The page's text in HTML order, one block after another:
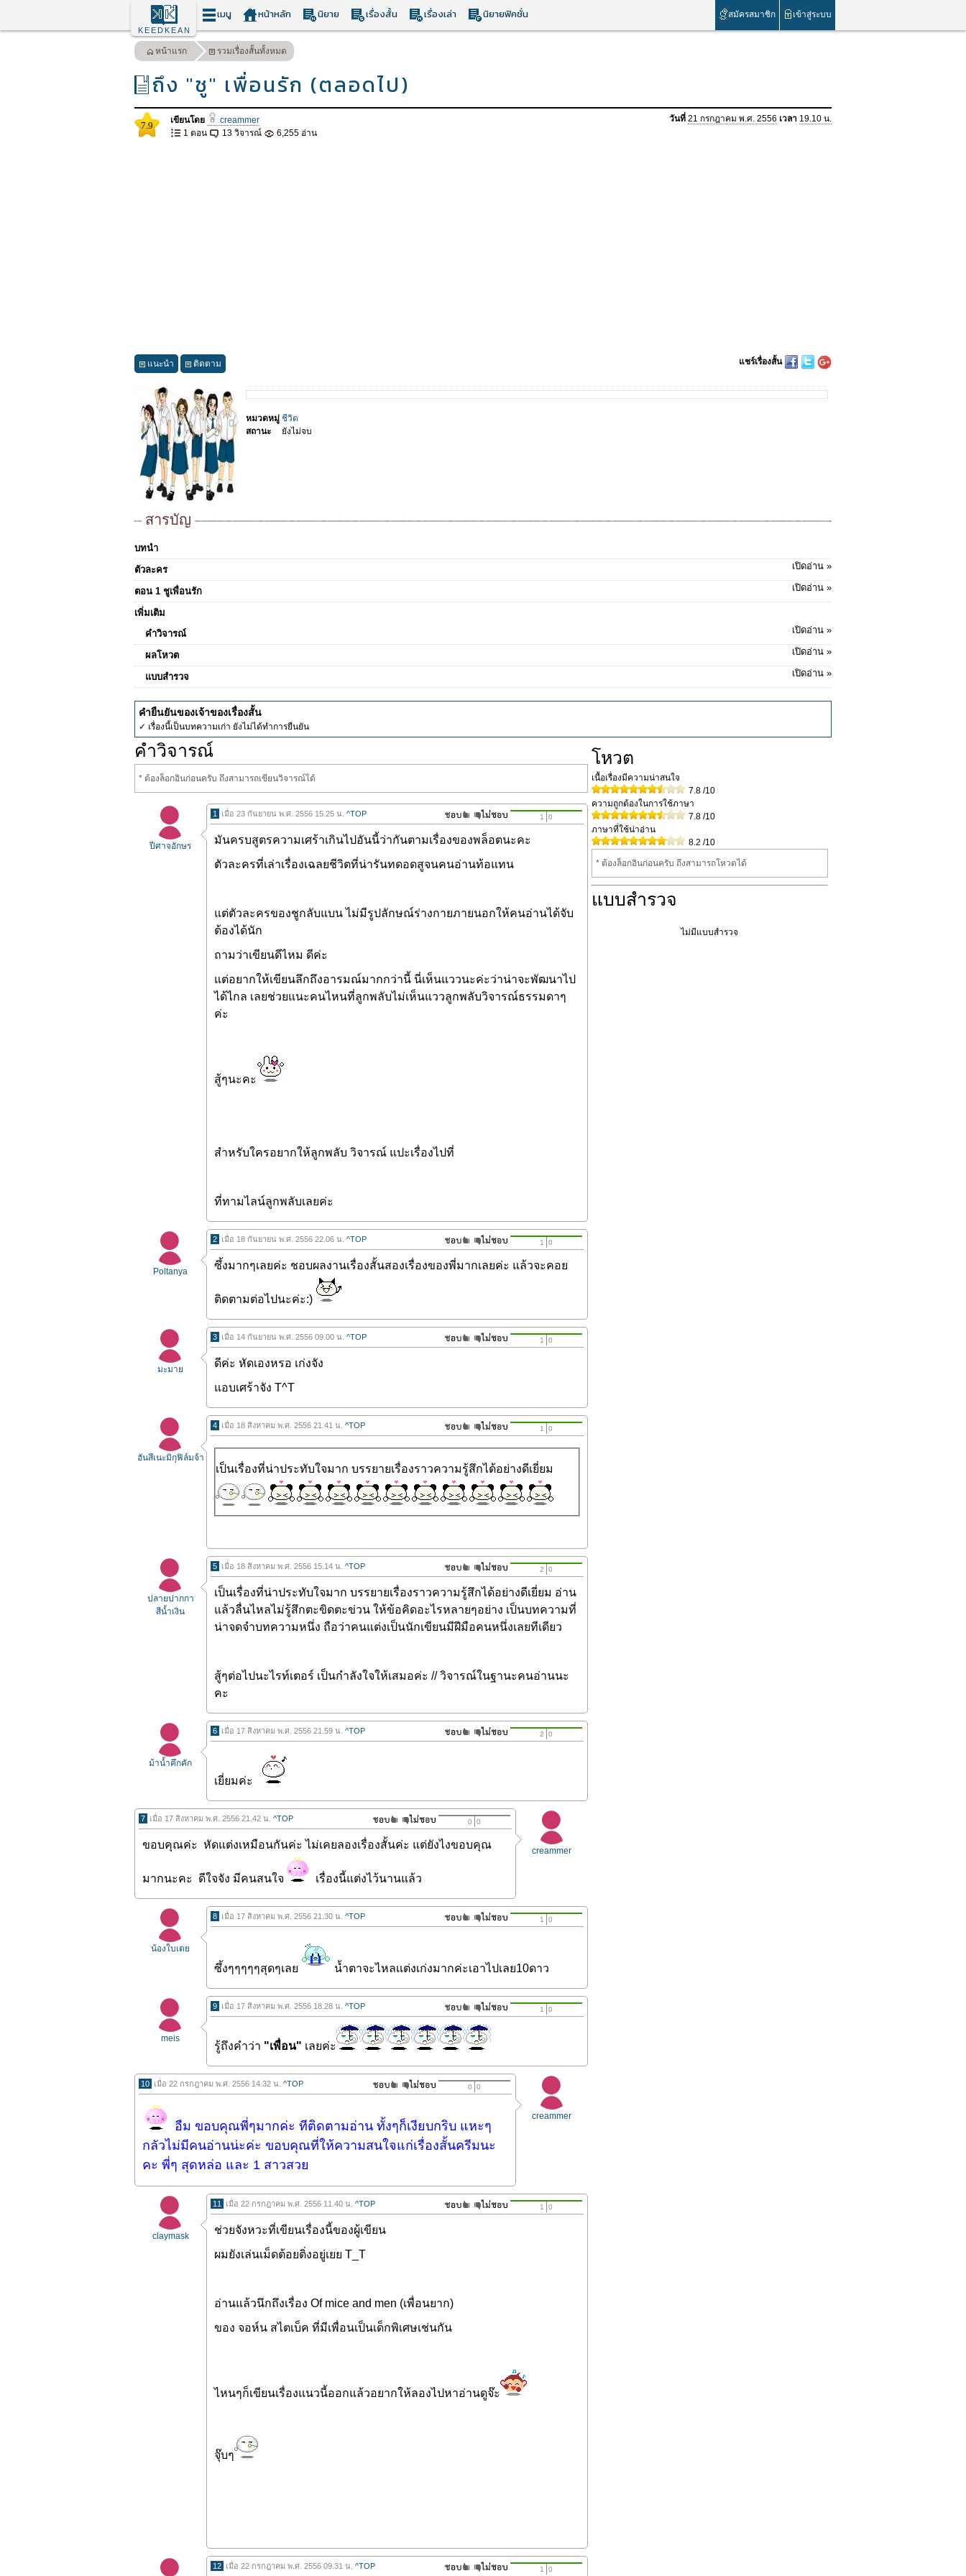
KEEDKEAN
เมนู หน้าหลัก นิยาย เรื่องสั้น เรื่องเล่า นิยายฟิคชั่น สมัครสมาชิก เข้าสู่ระบบ
หน้าแรก รวมเรื่องสั้นทั้งหมด
ถึง "ชู" เพื่อนรัก (ตลอดไป)
7.9 เขียนโดย creammer วันที่ 21 กรกฎาคม พ.ศ. 2556 เวลา 19.10 น.
1 ตอน
13 วิจารณ์ 6,255 อ่าน
แนะนำ ติดตาม แชร์เรื่องสั้น
หมวดหมู่ ชีวิต
สถานะ
ยังไม่จบ
สารบัญ
บทนำ
ตัวละคร
เปิดอ่าน »
ตอน 1 ชูเพื่อนรัก เปิดอ่าน »
เพิ่มเติม
คำวิจารณ์
เปิดอ่าน »
ผลโหวต เปิดอ่าน »
แบบสำรวจ เปิดอ่าน »
คำยืนยันของเจ้าของเรื่องสั้น
✓ เรื่องนี้เป็นบทความเก่า ยังไม่ได้ทำการยืนยัน
คำวิจารณ์
* ต้องล็อกอินก่อนครับ ถึงสามารถเขียนวิจารณ์ได้
ปีศาจอักษร
1 เมื่อ 23 กันยายน พ.ศ. 2556 15.25 น. ^TOP 1 0
มันครบสูตรความเศร้าเกินไปอันนี้ว่ากันตามเรื่องของพล็อตนะคะ
ตัวละครที่เล่าเรื่องเฉลยชีวิตที่น่ารันทดอดสูจนคนอ่านท้อแทน
แต่ตัวละครของชูกลับแบน ไม่มีรูปลักษณ์ร่างกายภายนอกให้คนอ่านได้จับ
ต้องได้นัก
ถามว่าเขียนดีไหม ดีค่ะ
แต่อยากให้เขียนลึกถึงอารมณ์มากกว่านี้ นี่เห็นแววนะค่ะว่าน่าจะพัฒนาไป
ได้ไกล เลยช่วยแนะคนไหนที่ลูกพลับไม่เห็นแววลูกพลับวิจารณ์ธรรมดาๆ
ค่ะ
สู้ๆนะคะ
สำหรับใครอยากให้ลูกพลับ วิจารณ์ แปะเรื่องไปที่
ที่ทามไลน์ลูกพลับเลยค่ะ
Poltanya
2 เมื่อ 18 กันยายน พ.ศ. 2556 22.06 น. ^TOP 1 0
ซึ้งมากๆเลยค่ะ ชอบผลงานเรื่องสั้นสองเรื่องของพี่มากเลยค่ะ แล้วจะคอย
ติดตามต่อไปนะค่ะ:)
มะมาย
3 เมื่อ 14 กันยายน พ.ศ. 2556 09.00 น. ^TOP 1 0
ดีค่ะ หัดเองหรอ เก่งจัง
แอบเศร้าจัง T^T
ฮันสึเนะมิกุฟิล์มจ้า
4 เมื่อ 18 สิงหาคม พ.ศ. 2556 21.41 น. ^TOP 1 0
เป็นเรื่องที่น่าประทับใจมาก บรรยายเรื่องราวความรู้สึกได้อย่างดีเยี่ยม
ปลายปากกา
สีน้ำเงิน
5 เมื่อ 18 สิงหาคม พ.ศ. 2556 15.14 น. ^TOP 2 0
เป็นเรื่องที่น่าประทับใจมาก บรรยายเรื่องราวความรู้สึกได้อย่างดีเยี่ยม อ่าน
แล้วลื่นไหลไม่รู้สึกตะขิดตะข่วน ให้ข้อคิดอะไรหลายๆอย่าง เป็นบทความที่
น่าจดจำบทความหนึ่ง ถือว่าคนแต่งเป็นนักเขียนมีฝีมือคนหนึ่งเลยทีเดียว
สู้ๆต่อไปนะไรท์เตอร์ เป็นกำลังใจให้เสมอค่ะ // วิจารณ์ในฐานะคนอ่านนะ
คะ
ม้าน้ำคึกคัก
6 เมื่อ 17 สิงหาคม พ.ศ. 2556 21.59 น. ^TOP 2 0
เยี่ยมค่ะ
creammer
7 เมื่อ 17 สิงหาคม พ.ศ. 2556 21.42 น. ^TOP 0 0
ขอบคุณค่ะ หัดแต่งเหมือนกันค่ะ ไม่เคยลองเรื่องสั้นค่ะ แต่ยังไงขอบคุณ
มากนะคะ ดีใจจัง มีคนสนใจ เรื่องนี้แต่งไว้นานแล้ว
น้องใบเตย
8 เมื่อ 17 สิงหาคม พ.ศ. 2556 21.30 น. ^TOP 1 0
ซึ้งๆๆๆๆๆสุดๆเลย น้ำตาจะไหลเเต่งเก่งมากค่ะเอาไปเลย10ดาว
meis
9 เมื่อ 17 สิงหาคม พ.ศ. 2556 18.28 น. ^TOP 1 0
รู้ถึงคำว่า "เพื่อน" เลยค่ะ
creammer
10 เมื่อ 22 กรกฎาคม พ.ศ. 2556 14.32 น. ^TOP 0 0
อืม ขอบคุณพี่ๆมากค่ะ ทีติดตามอ่าน ทั้งๆก็เงียบกริบ แหะๆ
กลัวไม่มีคนอ่านน่ะค่ะ ขอบคุณที่ให้ความสนใจแก่เรื่องสั้นครีมนะ
คะ พี่ๆ สุดหล่อ และ 1 สาวสวย
claymask
11 เมื่อ 22 กรกฎาคม พ.ศ. 2556 11.40 น. ^TOP 1 0
ช่วยจังหวะที่เขียนเรื่องนี้ของผู้เขียน
ผมยังเล่นเม็ดต้อยติ่งอยู่เยย T_T
อ่านแล้วนึกถึงเรื่อง Of mice and men (เพื่อนยาก)
ของ จอห์น สไตเบ็ค ที่มีเพื่อนเป็นเด็กพิเศษเช่นกัน
ไหนๆก็เขียนเรื่องแนวนี้ออกแล้วอยากให้ลองไปหาอ่านดูจ๊ะ
จุ๊บๆ
12 เมื่อ 22 กรกฎาคม พ.ศ. 2556 09.31 น. ^TOP 1 0
โหวต
เนื้อเรื่องมีความน่าสนใจ
7.8/10
ความถูกต้องในการใช้ภาษา
7.8/10
ภาษาที่ใช้น่าอ่าน
8.2 /10
* ต้องล็อกอินก่อนครับ ถึงสามารถโหวดได้
แบบสำรวจ
ไม่มีแบบสำรวจ